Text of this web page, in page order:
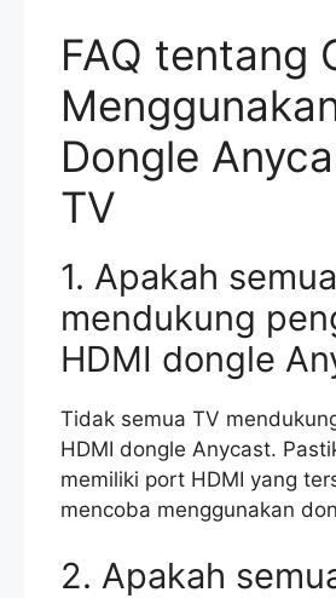
FAQ tentang
Dongle
TV
1. Apakah
mendukung
HDMI dongle
Tidak semua TV
HDMI dongle Anycast.
memiliki port HDMI yang
mencoba menggunakan
2. Apakah